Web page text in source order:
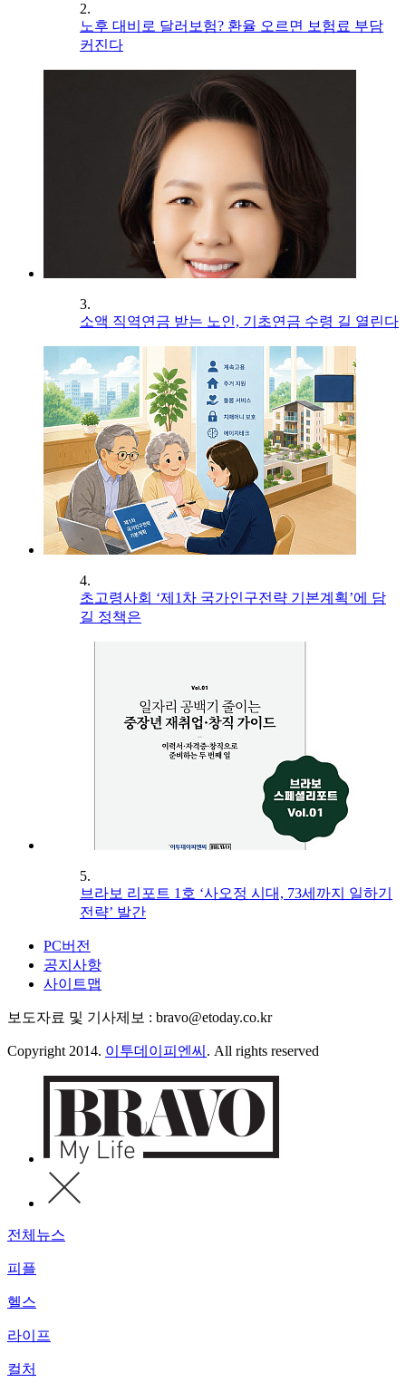
2.
노후 대비로 달러보험? 환율 오르면 보험료 부담
커진다
3.
소액 직역연금 받는 노인, 기초연금 수령 길 열린다
4.
초고령사회 ‘제1차 국가인구전략 기본계획’에 담
길 정책은
5.
브라보 리포트 1호 ‘사오정 시대, 73세까지 일하기
전략’ 발간
PC버전
공지사항
사이트맵
보도자료 및 기사제보 : bravo@etoday.co.kr
Copyright 2014. 이투데이피엔씨 . All rights reserved
전체뉴스
피플
헬스
라이프
컬처